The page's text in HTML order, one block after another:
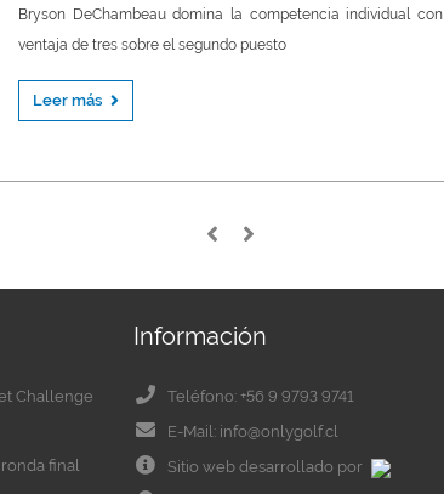
Bryson DeChambeau domina la competencia individual con
ventaja de tres sobre el segundo puesto
Leer más
Challenge
final
Información
Teléfono: +56 9 9793 9741
E-Mail: info@onlygolf.cl
Sitio web desarrollado por